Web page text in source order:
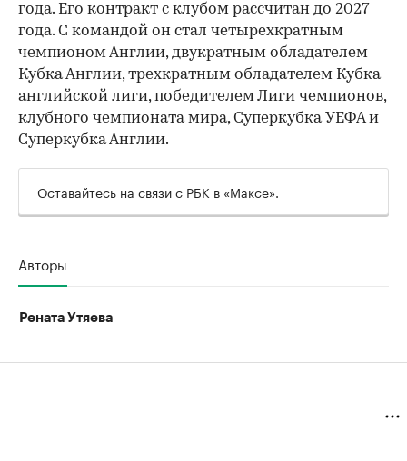
года. Его контракт с клубом рассчитан до 2027
года. С командой он стал четырехкратным
чемпионом Англии, двукратным обладателем
Кубка Англии, трехкратным обладателем Кубка
английской лиги, победителем Лиги чемпионов,
клубного чемпионата мира, Суперкубка УЕФА и
Суперкубка Англии.
Оставайтесь на связи с РБК в «Максе».
Авторы
Рената Утяева